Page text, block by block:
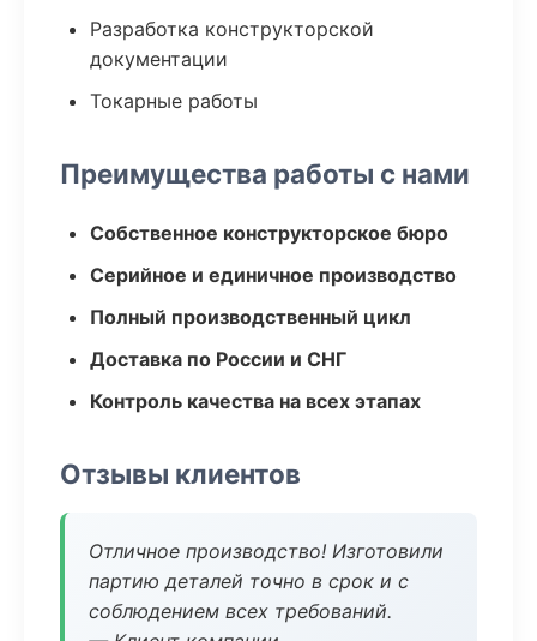
Разработка конструкторской
документации
Токарные работы
Преимущества работы с нами
Собственное конструкторское бюро
Серийное и единичное производство
Полный производственный цикл
Доставка по России и СНГ
Контроль качества на всех этапах
Отзывы клиентов
Отличное производство! Изготовили
партию деталей точно в срок и с
соблюдением всех требований.